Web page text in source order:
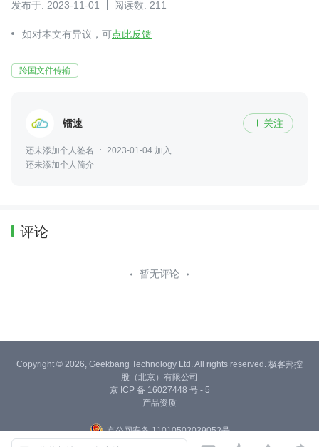
发布于: 2023-11-01 阅读数: 211
如对本文有异议，可点此反馈
跨国文件传输
镭速  关注
还未添加个人签名
2023-01-04 加入
还未添加个人简介
评论
暂无评论
Copyright © 2026, Geekbang Technology Ltd. All rights reserved. 极客邦控
股（北京）有限公司
京 ICP 备 16027448 号 - 5
产品资质
京公网安备 11010502039052号